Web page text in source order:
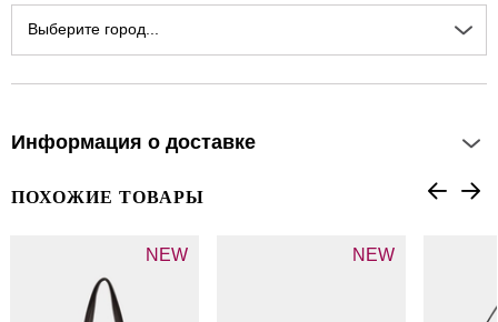
Выберите город...
Информация о доставке
ПОХОЖИЕ ТОВАРЫ
NEW NEW